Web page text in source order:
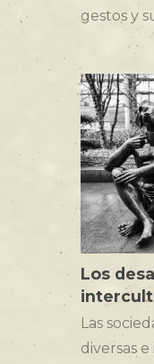
gestos y
Los
Las
diversas